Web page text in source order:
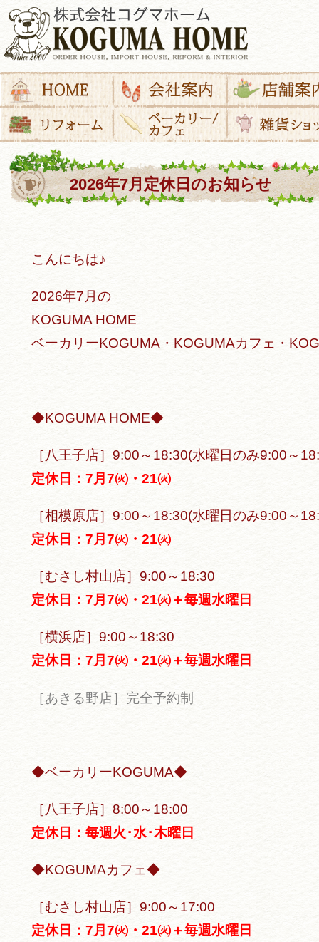
2026年7月定休日のお知らせ
こんにちは♪
2026年7月の
KOGUMA HOME
ベーカリーKOGUMA・KOGUMAカフェ・
◆KOGUMA HOME◆
［八王子店］9:00～18:30(水曜日のみ9:00～
定休日：7月7㈫・21㈫
［相模原店］9:00～18:30(水曜日のみ9:00～
定休日：7月7㈫・21㈫
［むさし村山店］9:00～18:30
定休日：7月7㈫・21㈫＋毎週水曜日
［横浜店］9:00～18:30
定休日：7月7㈫・21㈫＋毎週水曜日
［あきる野店］完全予約制
◆ベーカリーKOGUMA◆
［八王子店］8:00～18:00
定休日：毎週火･水･木曜日
◆KOGUMAカフェ◆
［むさし村山店］9:00～17:00
定休日：7月7㈫・21㈫＋毎週水曜日